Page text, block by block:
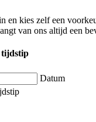
en kies zelf een
van ons altijd een
tijdstip
Datum